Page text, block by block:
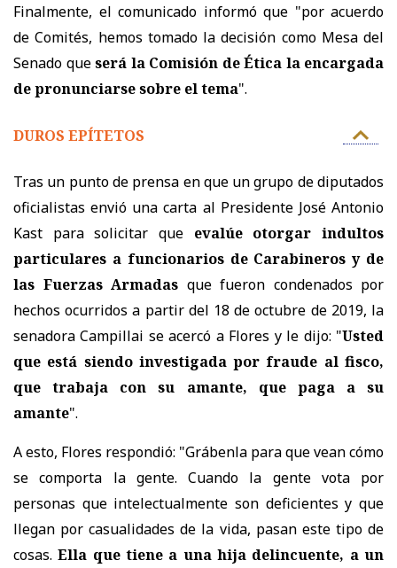
Finalmente, el comunicado informó que "por acuerdo
de Comités, hemos tomado la decisión como Mesa del
Senado queserá la Comisión de Ética la encargada
de pronunciarse sobre el tema".
DUROS EPÍTETOS
Tras un punto de prensa en que un grupo de diputados
oficialistas envió una carta al Presidente José Antonio
Kast para solicitar que evalúe otorgar indultos
particulares a funcionarios de Carabineros y de
las Fuerzas Armadas que fueron condenados por
hechos ocurridos a partir del 18 de octubre de 2019, la
senadora Campillai se acercó a Flores y le dijo: "Usted
que está siendo investigada por fraude al fisco,
que trabaja con su amante, que paga a su
amante".
A esto, Flores respondió: "Grábenla para que vean cómo
se comporta la gente. Cuando la gente vota por
personas que intelectualmente son deficientes y que
llegan por casualidades de la vida, pasan este tipo de
cosas.Ella que tiene a una hija delincuente, a un